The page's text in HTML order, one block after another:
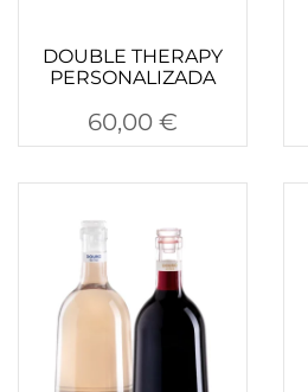
DOUBLE THERAPY
PERSONALIZADA
60,00 €